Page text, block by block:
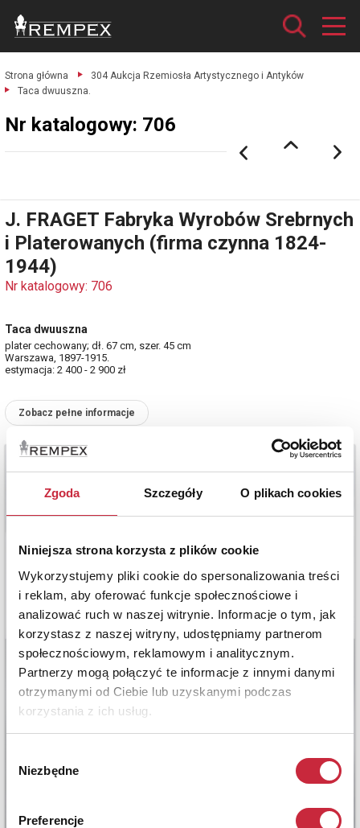
Zgoda Szczegóły O plikach cookies
Niniejsza strona korzysta z plików cookie
Wykorzystujemy pliki cookie do spersonalizowania treści
i reklam, aby oferować funkcje społecznościowe i
analizować ruch w naszej witrynie. Informacje o tym, jak
korzystasz z naszej witryny, udostępniamy partnerom
społecznościowym, reklamowym i analitycznym.
Partnerzy mogą połączyć te informacje z innymi danymi
otrzymanymi od Ciebie lub uzyskanymi podczas
korzystania z ich usług.
zgody
Niezbędne
Preferencje
Strona główna
304 Aukcja Rzemiosła Artystycznego i Antyków
Taca dwuuszna.
Nr katalogowy: 706
J. FRAGET Fabryka Wyrobów Srebrnych
i Platerowanych (firma czynna 1824-
1944)
Nr katalogowy: 706
Taca dwuuszna
plater cechowany; dł. 67 cm, szer. 45 cm
Warszawa, 1897-1915.
estymacja: 2 400 - 2 900 zł
Zobacz pełne informacje